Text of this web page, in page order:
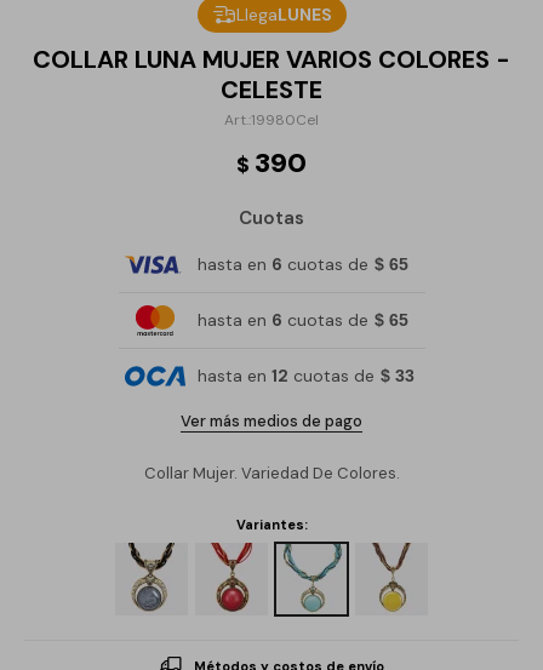
LlegaLUNES
COLLAR LUNA MUJER VARIOS COLORES -
CELESTE
19980Cel
$ 390
Cuotas
hasta en 6 cuotas de $ 65
hasta en 6 cuotas de $ 65
hasta en 12 cuotas de $ 33
Ver más medios de pago
Collar Mujer. Variedad De Colores.
Variantes:
Métodos y costos de envío